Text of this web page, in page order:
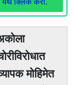
मोहिमेत